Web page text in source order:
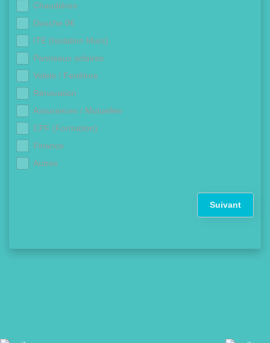
Chaudières
Douche 0€
ITE (Isolation Murs)
Panneaux solaires
Volets / Fenêtres
Rénovation
Assurances / Mutuelles
CPF (Formation)
Finance
Autres
Suivant